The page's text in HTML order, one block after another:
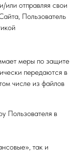
отправляя свои
Пользователь
меры по защите
передаются в
числе из файлов
Пользователя в
так и